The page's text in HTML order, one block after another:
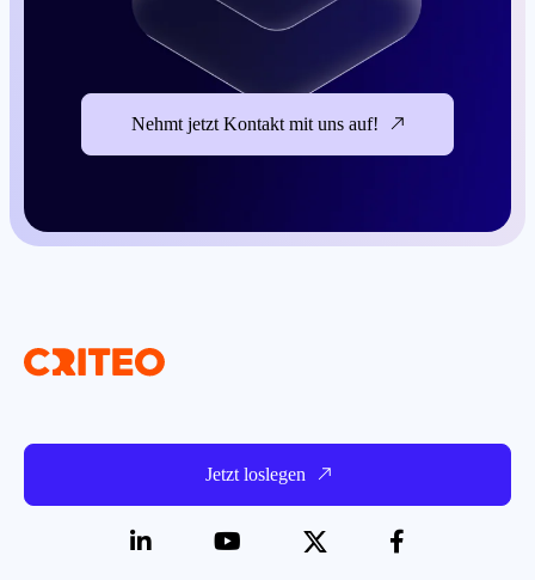
Nehmt jetzt Kontakt mit uns auf!
Jetzt loslegen